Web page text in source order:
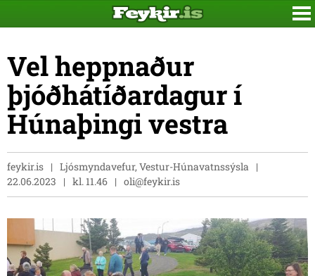
Vel heppnaður
þjóðhátíðardagur í
Húnaþingi vestra
feykir.is
Ljósmyndavefur, Vestur-Húnavatnssýsla
22.06.2023
kl. 11.46 oli@feykir.is